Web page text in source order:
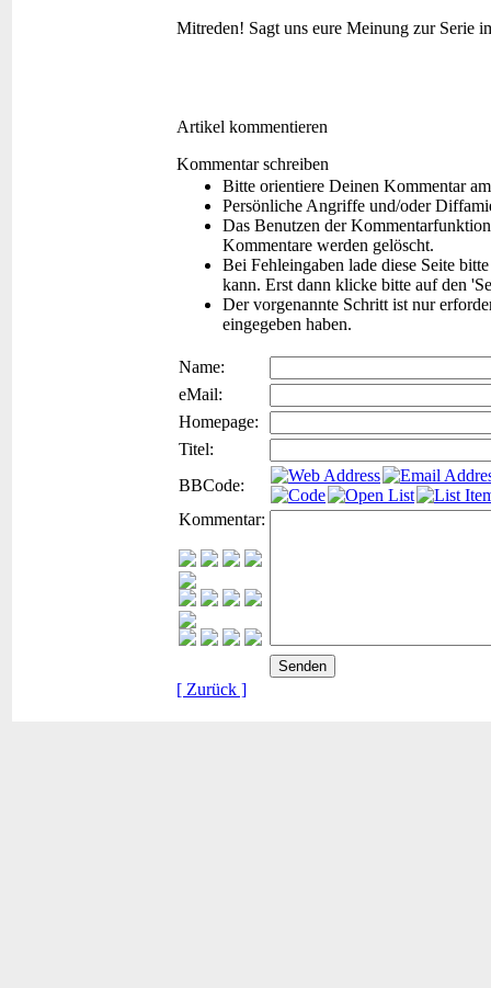
Mitreden! Sagt uns eure Meinung zur Serie
Artikel kommentieren
Kommentar schreiben
Bitte orientiere Deinen Kommentar
Persönliche Angriffe und/oder
Das Benutzen der
Kommentare werden gelöscht.
Bei Fehleingaben lade diese Seite
kann. Erst dann klicke bitte auf den
Der vorgenannte Schritt ist nur
eingegeben haben.
Name:
eMail:
Homepage:
Titel:
BBCode:
Kommentar:
[ Zurück ]